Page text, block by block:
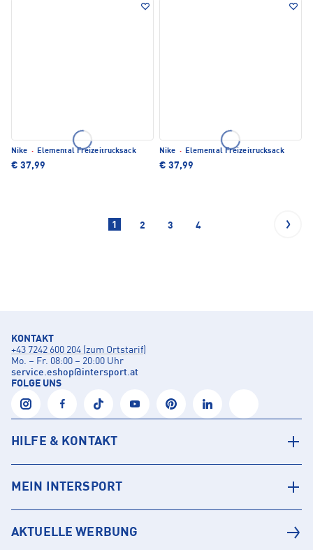
Nike · Elemental Freizeitrucksack
€ 37,99
Nike · Elemental Freizeitrucksack
€ 37,99
1 2 3 4
KONTAKT
+43 7242 600 204 (zum Ortstarif)
Mo. – Fr. 08:00 – 20:00 Uhr
service.eshop@intersport.at
FOLGE UNS
HILFE & KONTAKT
MEIN INTERSPORT
AKTUELLE WERBUNG